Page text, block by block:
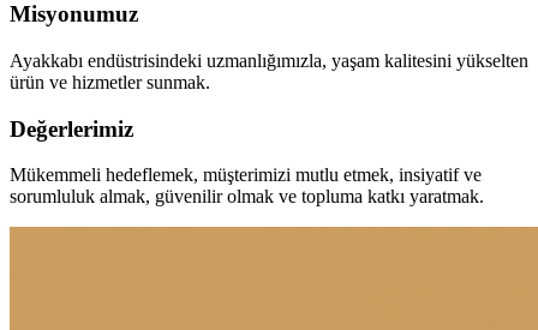
Misyonumuz
Ayakkabı endüstrisindeki uzmanlığımızla, yaşam kalitesini yükselten
ürün ve hizmetler sunmak.
Değerlerimiz
Mükemmeli hedeflemek, müşterimizi mutlu etmek, insiyatif ve
sorumluluk almak, güvenilir olmak ve topluma katkı yaratmak.